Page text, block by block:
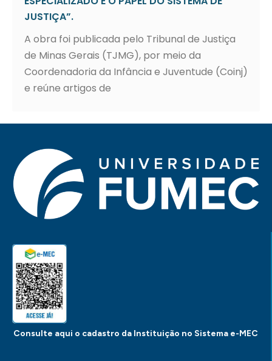
JUSTIÇA”.
A obra foi publicada pelo Tribunal de Justiça
de Minas Gerais (TJMG), por meio da
Coordenadoria da Infância e Juventude (Coinj)
e reúne artigos de
Consulte aqui o cadastro da Instituição no Sistema e-MEC